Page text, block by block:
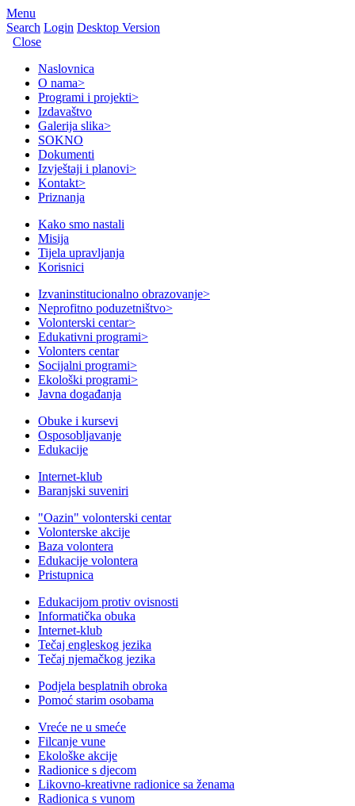
Menu
Search Login Desktop Version
Close
Naslovnica
O nama>
Programi i projekti>
Izdavaštvo
Galerija slika>
SOKNO
Dokumenti
Izvještaji i planovi>
Kontakt>
Priznanja
Kako smo nastali
Misija
Tijela upravljanja
Korisnici
Izvaninstitucionalno obrazovanje>
Neprofitno poduzetništvo>
Volonterski centar>
Edukativni programi>
Volonters centar
Socijalni programi>
Ekološki programi>
Javna događanja
Obuke i kursevi
Osposobljavanje
Edukacije
Internet-klub
Baranjski suveniri
"Oazin" volonterski centar
Volonterske akcije
Baza volontera
Edukacije volontera
Pristupnica
Edukacijom protiv ovisnosti
Informatička obuka
Internet-klub
Tečaj engleskog jezika
Tečaj njemačkog jezika
Podjela besplatnih obroka
Pomoć starim osobama
Vreće ne u smeće
Filcanje vune
Ekološke akcije
Radionice s djecom
Likovno-kreativne radionice sa ženama
Radionica s vunom